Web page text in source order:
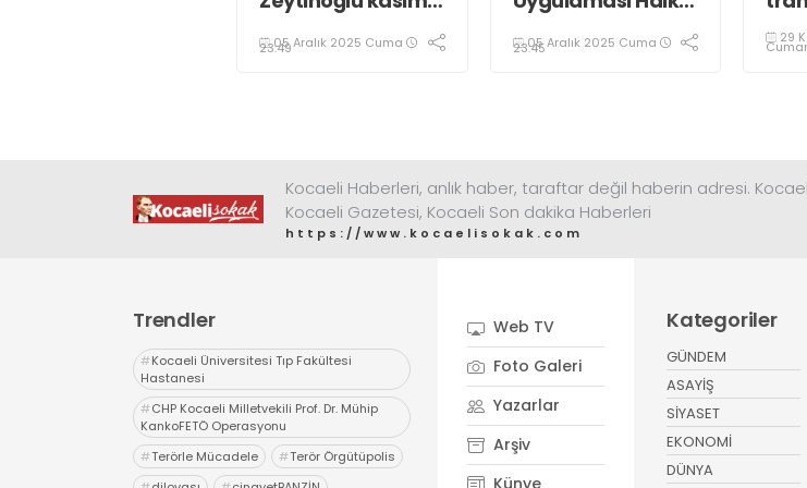
verilerini
05 Aralık 2025 Cuma
23:49
Ediyor!
05 Aralık 2025 Cuma
23:45
29
Kocaeli Haberleri, anlık haber, taraftar değil haberin adresi.
Kocaeli Gazetesi, Kocaeli Son dakika Haberleri
https://www.kocaelisokak.com
Trendler
#Kocaeli Üniversitesi Tıp Fakültesi
Hastanesi
#CHP Kocaeli Milletvekili Prof. Dr. Mühip
KankoFETÖ Operasyonu
#Terörle Mücadele #Terör Örgütüpolis
Web TV
Foto Galeri
Yazarlar
Arşiv
Künye
Kategoriler
GÜNDEM
ASAYİŞ
SİYASET
EKONOMİ
DÜNYA